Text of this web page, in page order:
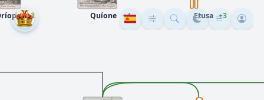
+2 Quíone +4 Etusa +3